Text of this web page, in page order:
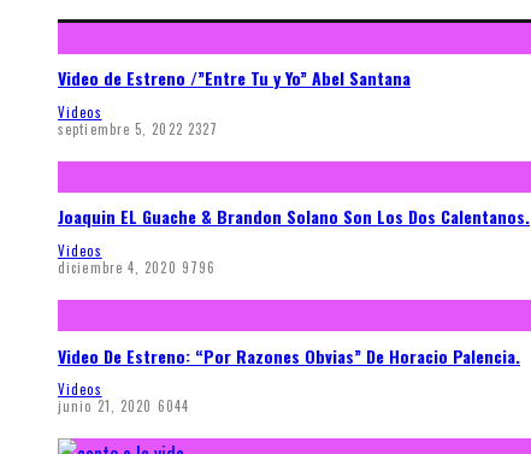
Video de Estreno /”Entre Tu y Yo” Abel Santana
Videos
septiembre 5, 2022 2327
Joaquin EL Guache & Brandon Solano Son Los Dos Calentanos.
Videos
diciembre 4, 2020 9796
Video De Estreno: “Por Razones Obvias” De Horacio Palencia.
Videos
junio 21, 2020 6044